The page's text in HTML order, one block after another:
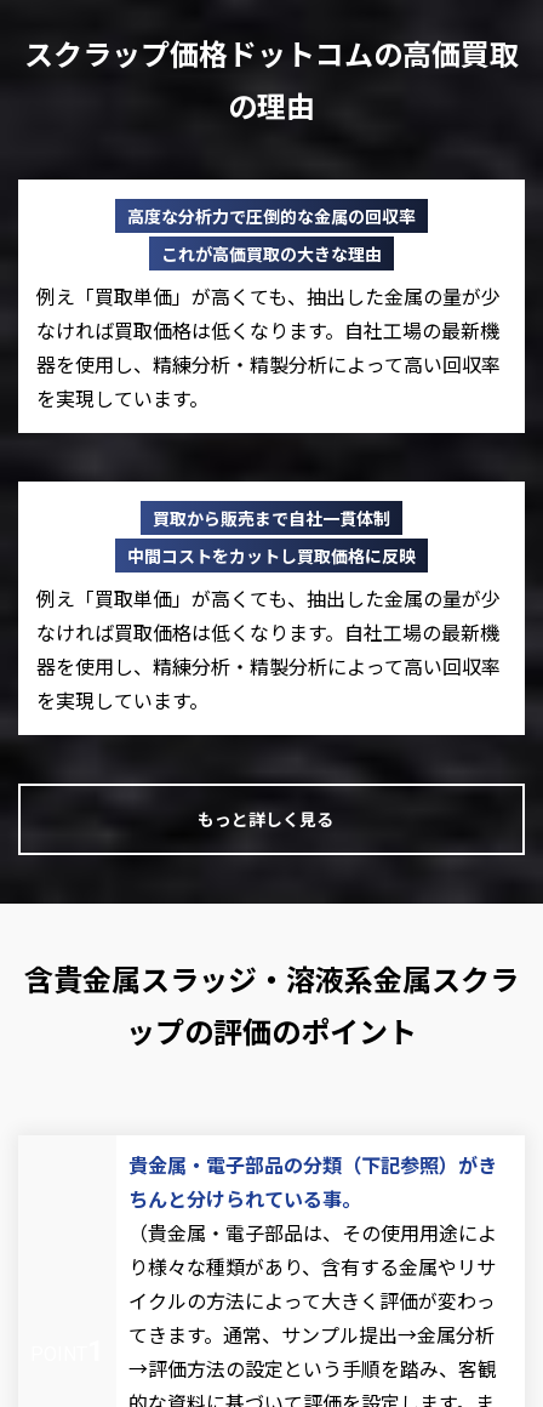
スクラップ価格ドットコムの高価買取
の理由
高度な分析力で圧倒的な金属の回収率
これが高価買取の大きな理由
例え「買取単価」が高くても、抽出した金属の量が少
なければ買取価格は低くなります。自社工場の最新機
器を使用し、精練分析・精製分析によって高い回収率
を実現しています。
買取から販売まで自社一貫体制
中間コストをカットし買取価格に反映
例え「買取単価」が高くても、抽出した金属の量が少
なければ買取価格は低くなります。自社工場の最新機
器を使用し、精練分析・精製分析によって高い回収率
を実現しています。
もっと詳しく見る
含貴金属スラッジ・溶液系金属スクラ
ップの評価のポイント
貴金属・電子部品の分類（下記参照）がき
ちんと分けられている事。
（貴金属・電子部品は、その使用用途によ
り様々な種類があり、含有する金属やリサ
イクルの方法によって大きく評価が変わっ
てきます。通常、サンプル提出→金属分析
→評価方法の設定という手順を踏み、客観